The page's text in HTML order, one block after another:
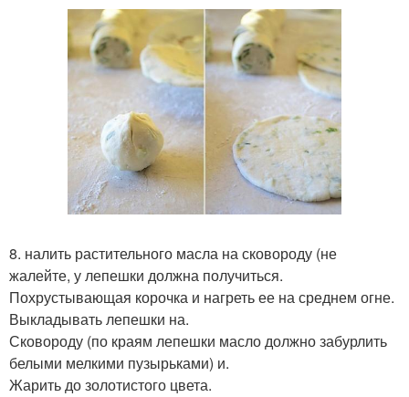
8. налить растительного масла на сковороду (не
жалейте, у лепешки должна получиться.
Похрустывающая корочка и нагреть ее на среднем огне.
Выкладывать лепешки на.
Сковороду (по краям лепешки масло должно забурлить
белыми мелкими пузырьками) и.
Жарить до золотистого цвета.